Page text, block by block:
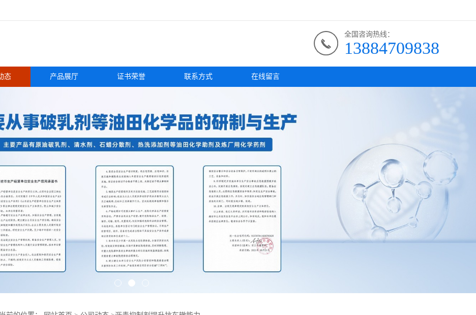
全国咨询热线：
13884709838
态 产品展厅 证书荣誉 联系方式 在线留言